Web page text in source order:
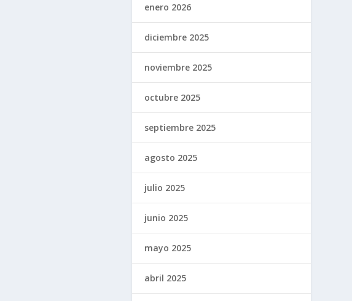
enero 2026
diciembre 2025
noviembre 2025
octubre 2025
septiembre 2025
agosto 2025
julio 2025
junio 2025
mayo 2025
abril 2025